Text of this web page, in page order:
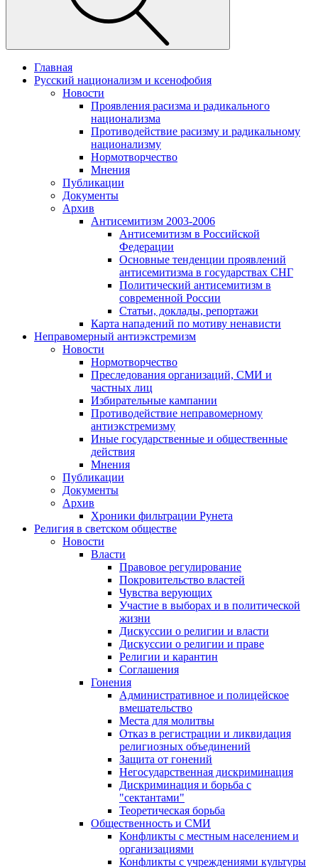
Главная
Русский национализм и ксенофобия
Новости
Проявления расизма и радикального
национализма
Противодействие расизму и радикальному
национализму
Нормотворчество
Мнения
Публикации
Документы
Архив
Антисемитизм 2003-2006
Антисемитизм в Российской
Федерации
Основные тенденции проявлений
антисемитизма в государствах СНГ
Политический антисемитизм в
современной России
Статьи, доклады, репортажи
Карта нападений по мотиву ненависти
Неправомерный антиэкстремизм
Новости
Нормотворчество
Преследования организаций, СМИ и
частных лиц
Избирательные кампании
Противодействие неправомерному
антиэкстремизму
Иные государственные и общественные
действия
Мнения
Публикации
Документы
Архив
Хроники фильтрации Рунета
Религия в светском обществе
Новости
Власти
Правовое регулирование
Покровительство властей
Чувства верующих
Участие в выборах и в политической
жизни
Дискуссии о религии и власти
Дискуссии о религии и праве
Религии и карантин
Соглашения
Гонения
Административное и полицейское
вмешательство
Места для молитвы
Отказ в регистрации и ликвидация
религиозных объединений
Защита от гонений
Негосударственная дискриминация
Дискриминация и борьба с
"сектантами"
Теоретическая борьба
Общественность и СМИ
Конфликты с местным населением и
организациями
Конфликты с учреждениями культуры